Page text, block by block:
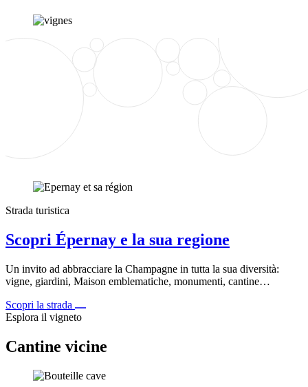
Strada turistica
Scopri Épernay e la sua regione
Un invito ad abbracciare la Champagne in tutta la sua diversità:
vigne, giardini, Maison emblematiche, monumenti, cantine…
Scopri la strada
Esplora il vigneto
Cantine vicine